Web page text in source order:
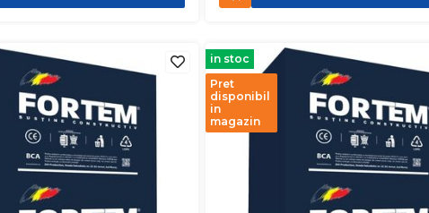
in stoc
Pret
disponibil
in
magazin